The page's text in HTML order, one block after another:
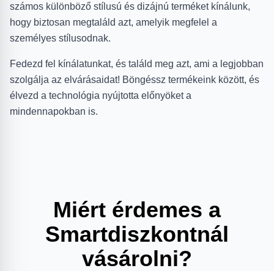
számos különböző stílusú és dizájnú terméket kínálunk,
hogy biztosan megtaláld azt, amelyik megfelel a
személyes stílusodnak.
Fedezd fel kínálatunkat, és találd meg azt, ami a legjobban
szolgálja az elvárásaidat! Böngéssz termékeink között, és
élvezd a technológia nyújtotta előnyöket a
mindennapokban is.
Miért érdemes a
Smartdiszkontnál
vásárolni?